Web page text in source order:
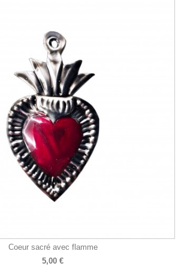
Coeur sacré avec flamme
5,00 €